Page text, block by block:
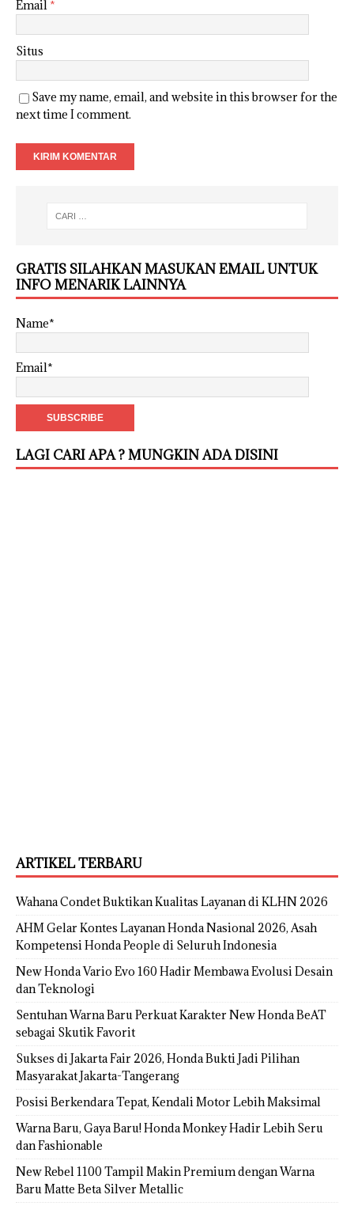
Email *
Situs
Save my name, email, and website in this browser for the
next time I comment.
GRATIS SILAHKAN MASUKAN EMAIL UNTUK
INFO MENARIK LAINNYA
Name*
Email*
LAGI CARI APA ? MUNGKIN ADA DISINI
ARTIKEL TERBARU
Wahana Condet Buktikan Kualitas Layanan di KLHN 2026
AHM Gelar Kontes Layanan Honda Nasional 2026, Asah
Kompetensi Honda People di Seluruh Indonesia
New Honda Vario Evo 160 Hadir Membawa Evolusi Desain
dan Teknologi
Sentuhan Warna Baru Perkuat Karakter New Honda BeAT
sebagai Skutik Favorit
Sukses di Jakarta Fair 2026, Honda Bukti Jadi Pilihan
Masyarakat Jakarta-Tangerang
Posisi Berkendara Tepat, Kendali Motor Lebih Maksimal
Warna Baru, Gaya Baru! Honda Monkey Hadir Lebih Seru
dan Fashionable
New Rebel 1100 Tampil Makin Premium dengan Warna
Baru Matte Beta Silver Metallic